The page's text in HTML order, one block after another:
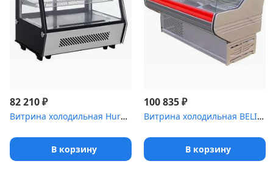
82 210₽
Витрина холодильная Hurakan [HKN-LPD120]
В корзину
100 835₽
Витрина холодильная BELINDA BC с полкой RAL3001 [2-150]
В корзину